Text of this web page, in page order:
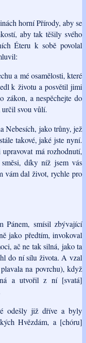
horní Přírody, aby se
aby tak těšily svého
Éteru k sobě povolal
a mé osamělosti, které
k životu a posvětil jimi
zákon, a nespěchejte do
určil svou vůlí.
Nebesích, jako trůny, jež
takové, jaké jste nyní.
má rozhodnutí,
díky níž jsem vás
vám dal život, rychle pro
smísil zbývající
jako předtím, invokoval
ač ne tak silná, jako ta
do ní sílu života. A vzal
na povrchu), když
a utvořil z ní [svatá]
odešly již dříve a byly
Hvězdám, a [chóru]